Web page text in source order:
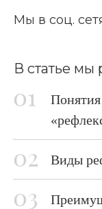
Мы в соц.
В статье мы
Виды